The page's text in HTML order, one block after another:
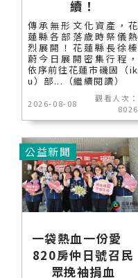
續！
傳承無形文化資產，花
蓮縣各部落歲時祭儀熱
烈展開！花蓮縣長徐榛
蔚今日展開密集行程，
依序前往花蓮市磯固（ik
u）部...（繼續閱讀）
2026-08-08
觀看人次：
8026
一袋熱血一份愛
820房仲日號召民
眾挽袖捐血
公益新聞